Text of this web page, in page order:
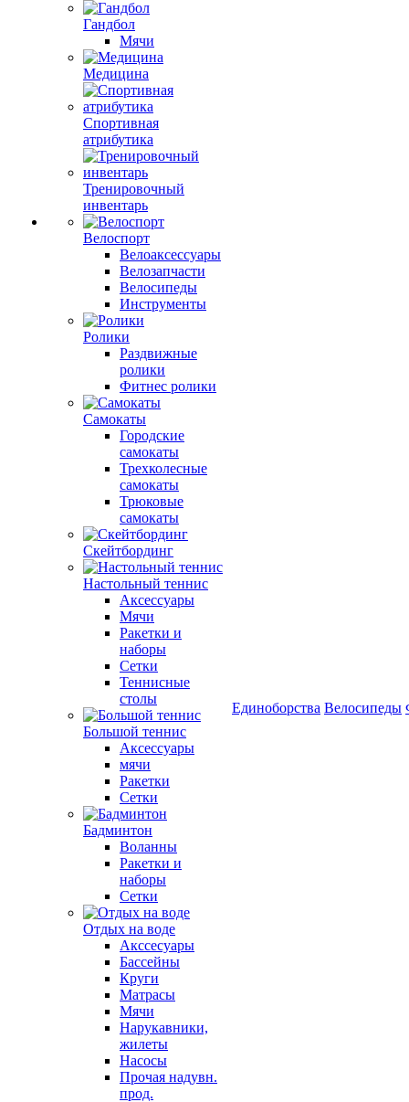
Гандбол
Мячи
Медицина
Спортивная
атрибутика
Тренировочный
инвентарь
Велоспорт
Велоаксессуары
Велозапчасти
Велосипеды
Инструменты
Ролики
Раздвижные
ролики
Фитнес ролики
Самокаты
Городские
самокаты
Трехколесные
самокаты
Трюковые
самокаты
Скейтбординг
Настольный теннис
Аксессуары
Мячи
Ракетки и
наборы
Сетки
Теннисные
столы
Большой теннис
Аксессуары
мячи
Ракетки
Сетки
Бадминтон
Воланны
Ракетки и
наборы
Сетки
Отдых на воде
Акссесуары
Бассейны
Круги
Матрасы
Мячи
Нарукавники,
жилеты
Насосы
Прочая надувн.
прод.
Единоборства Велосипеды